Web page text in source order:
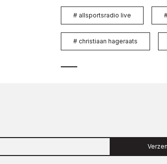
# allsportsradio live
# christiaan hageraats